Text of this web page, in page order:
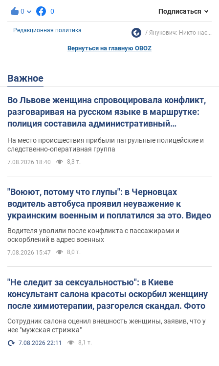
0 0 Подписаться
Редакционная политика Янукович: Никто нас...
Вернуться на главную OBOZ
Важное
Во Львове женщина спровоцировала конфликт,
разговаривая на русском языке в маршрутке:
полиция составила административный
На место происшествия прибыли патрульные полицейские и
следственно-оперативная группа
7.08.2026 18:40 8,3 т.
"Воюют, потому что глупы": в Черновцах
водитель автобуса проявил неуважение к
украинским военным и поплатился за это. Видео
Водителя уволили после конфликта с пассажирами и
оскорблений в адрес военных
7.08.2026 15:47 8,0 т.
"Не следит за сексуальностью": в Киеве
консультант салона красоты оскорбил женщину
после химиотерапии, разгорелся скандал. Фото
Сотрудник салона оценил внешность женщины, заявив, что у
нее "мужская стрижка"
7.08.2026 22:11 8,1 т.